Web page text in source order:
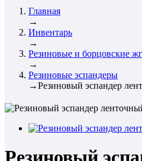
Главная
→
Инвентарь
→
Резиновые и борцовские
→
Резиновые эспандеры
→Резиновый эспандер